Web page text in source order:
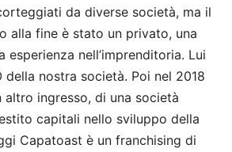
da diverse società, ma il
alla fine è stato un privato, una
esperienza nell’imprenditoria. Lui
della nostra società. Poi nel 2018
ingresso, di una società
capitali nello sviluppo della
Capatoast è un franchising di